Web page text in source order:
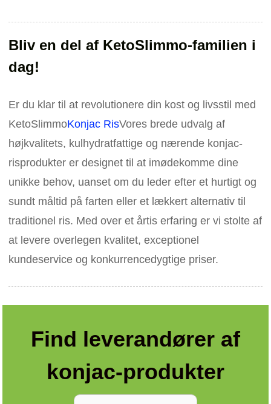
Bliv en del af KetoSlimmo-familien i
dag!
Er du klar til at revolutionere din kost og livsstil med
KetoSlimmoKonjac RisVores brede udvalg af
højkvalitets, kulhydratfattige og nærende konjac-
risprodukter er designet til at imødekomme dine
unikke behov, uanset om du leder efter et hurtigt og
sundt måltid på farten eller et lækkert alternativ til
traditionel ris. Med over et årtis erfaring er vi stolte af
at levere overlegen kvalitet, exceptionel
kundeservice og konkurrencedygtige priser.
Find leverandører af
konjac-produkter